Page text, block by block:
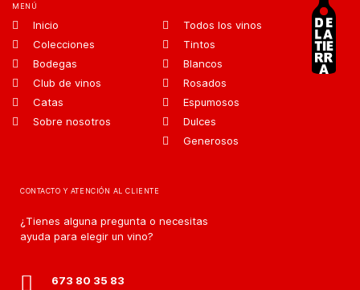
MENÚ
Inicio
Colecciones
Bodegas
Club de vinos
Catas
Sobre nosotros
Todos los vinos
Tintos
Blancos
Rosados
Espumosos
Dulces
Generosos
CONTACTO Y ATENCIÓN AL CLIENTE
¿Tienes alguna pregunta o necesitas
ayuda para elegir un vino?
673 80 35 83